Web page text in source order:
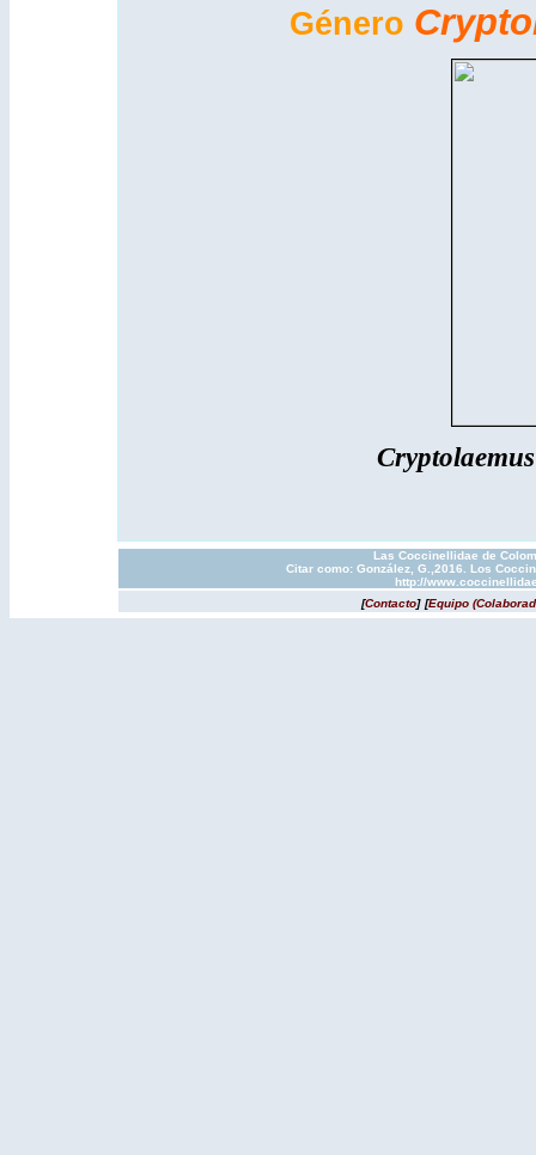
Género
Las Coccinellidae de
Citar como: González, G.,2016. Los
http://
[Contacto] [Equipo